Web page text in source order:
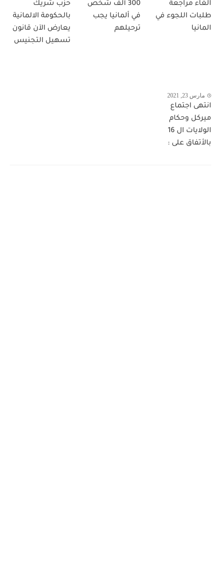
الغاء مراجعة
طلبات اللجوء في
المانيا
300 ألف شخص
في ألمانيا يجب
ترحيلهم
حزب شريك
بالحكومة الالمانية
يعارض الآن قانون
تسهيل التجنيس
مارس 23, 2021
انتهى اجتماع
ميركل وحكام
الولايات ال 16
بالأتفاق على :